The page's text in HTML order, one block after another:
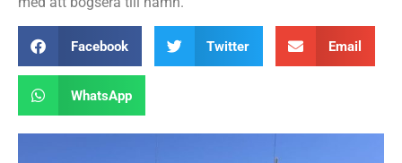
Facebook Twitter Email
WhatsApp